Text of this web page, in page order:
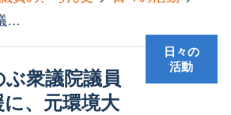
小倉まさのぶ衆議院議員候補の応援に、元環境大臣の中川雅治（参議院）議員
、元環境大
日々の
活動